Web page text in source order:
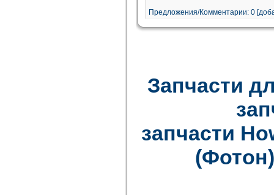
Предложения/Комментарии: 0
Запчасти
запчасти